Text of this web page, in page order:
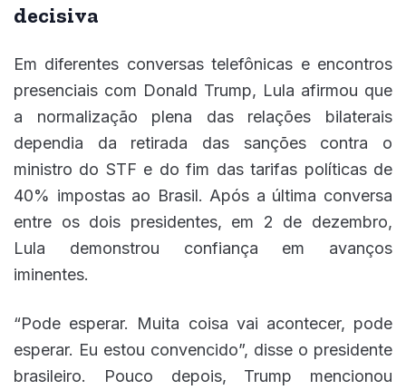
decisiva
Em diferentes conversas telefônicas e encontros
presenciais com Donald Trump, Lula afirmou que
a normalização plena das relações bilaterais
dependia da retirada das sanções contra o
ministro do STF e do fim das tarifas políticas de
40% impostas ao Brasil. Após a última conversa
entre os dois presidentes, em 2 de dezembro,
Lula demonstrou confiança em avanços
iminentes.
“Pode esperar. Muita coisa vai acontecer, pode
esperar. Eu estou convencido”, disse o presidente
brasileiro. Pouco depois, Trump mencionou